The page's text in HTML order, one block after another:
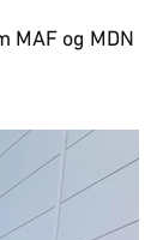
MAF og MDN